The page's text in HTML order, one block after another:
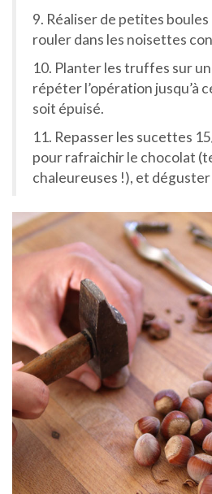
9. Réaliser de petites
rouler dans les noisettes
10. Planter les truffes sur
répéter l’opération jusqu’à
soit épuisé.
11. Repasser les sucettes
pour rafraichir le chocolat
chaleureuses !), et déguster